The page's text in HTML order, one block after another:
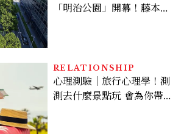
「明治公園」開幕！藤本壯
RELATIONSHIP
心理測驗｜旅行心理學！測
測去什麼景點玩 會為你帶來